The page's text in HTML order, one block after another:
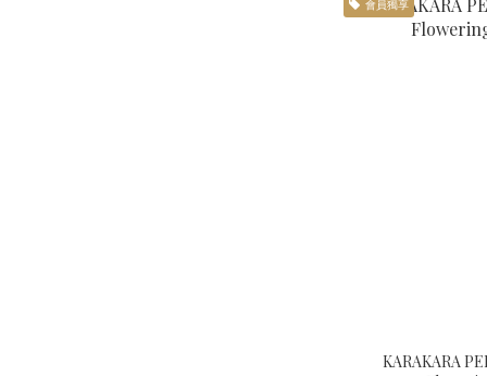
會員獨享
KARAKARA